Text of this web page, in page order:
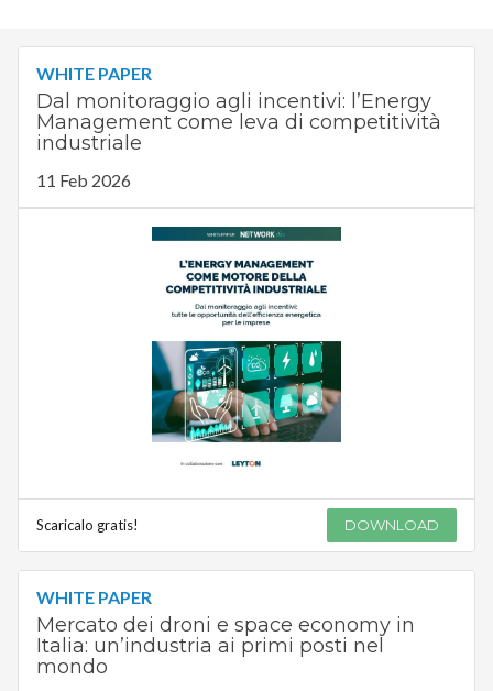
WHITE PAPER
Dal monitoraggio agli incentivi: l’Energy
Management come leva di competitività
industriale
11 Feb 2026
Scaricalo gratis! DOWNLOAD
WHITE PAPER
Mercato dei droni e space economy in
Italia: un’industria ai primi posti nel
mondo